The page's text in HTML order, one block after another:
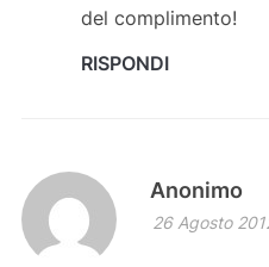
del complimento!
RISPONDI
Anonimo
26 Agosto